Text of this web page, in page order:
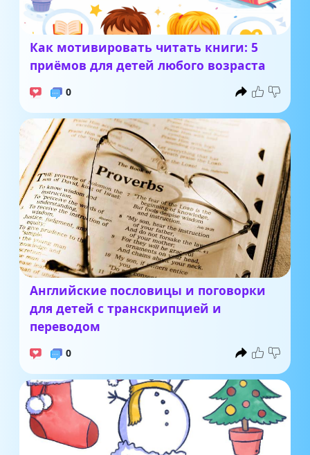
Как мотивировать читать книги: 5
приёмов для детей любого возраста
0
Английские пословицы и поговорки
для детей с транскрипцией и
переводом
0